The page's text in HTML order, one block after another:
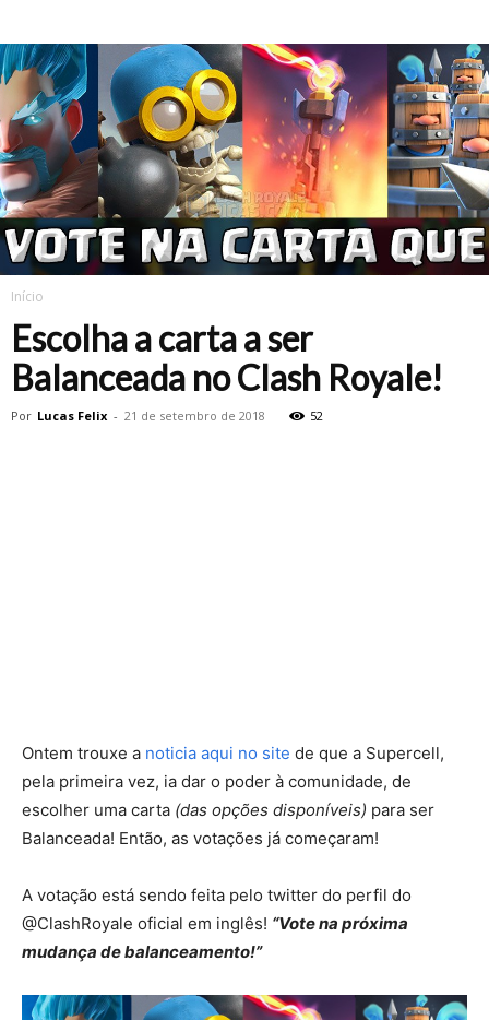
Início
Escolha a carta a ser
Balanceada no Clash Royale!
Por Lucas Felix - 21 de setembro de 2018 52
Ontem trouxe a noticia aqui no site de que a Supercell,
pela primeira vez, ia dar o poder à comunidade, de
escolher uma carta (das opções disponíveis) para ser
Balanceada! Então, as votações já começaram!
A votação está sendo feita pelo twitter do perfil do
@ClashRoyale oficial em inglês! “Vote na próxima
mudança de balanceamento!”